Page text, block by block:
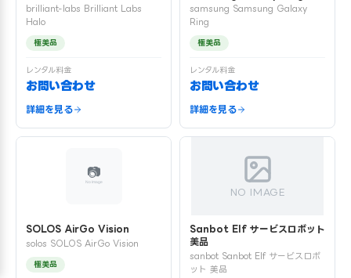
brilliant-labs Brilliant Labs
Halo
極美品
レンタル料金
お問い合わせ
詳細を見る
samsung Samsung Galaxy
Ring
極美品
レンタル料金
お問い合わせ
詳細を見る
SOLOS AirGo Vision
solos SOLOS AirGo Vision
極美品
NO IMAGE
Sanbot Elf サービスロボット
美品
sanbot Sanbot Elf サービスロボ
ット 美品